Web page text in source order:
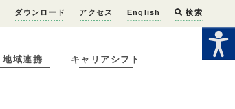
ダウンロード アクセス English 検索
地域連携 キャリアシフト